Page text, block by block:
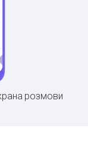
розмови